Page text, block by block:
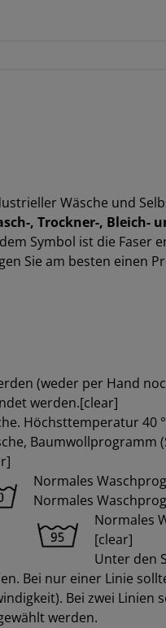
Wäsche und
, Trockner-, Bleich-
Symbol ist die Faser
Sie am besten einen
(weder per Hand
werden.[clear]
Höchsttemperatur 40
Baumwollprogramm
Normales
Normales
Normales
[clear]
Unter den
Bei nur einer Linie
Bei zwei Linien
werden.